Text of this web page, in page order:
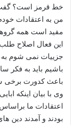
خط قرمز است؟ گفت:
من به اعتقادات
مفید است همه
این فعال اصلاح
جزییات نمی شوم به
باشیم باید به
باعث کدورت برخی
وی با بیان اینکه
اعتقادات ما
بودند و آمدند